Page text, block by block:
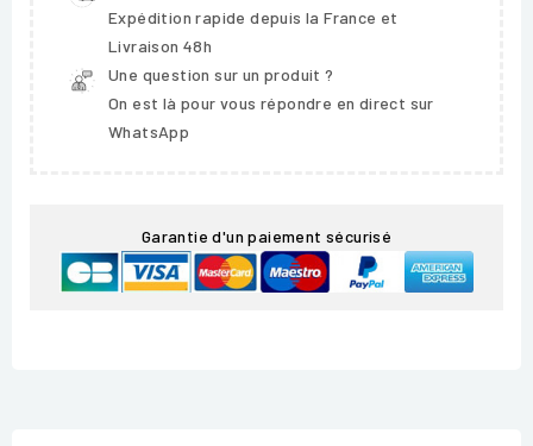
Expédition rapide depuis la France et
Livraison 48h
Une question sur un produit ?
On est là pour vous répondre en direct sur
WhatsApp
Garantie d'un paiement sécurisé